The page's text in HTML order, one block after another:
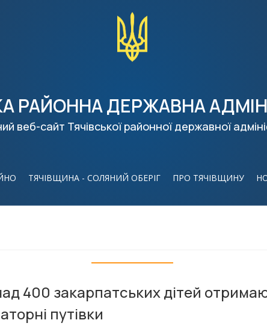
РАЙОННА ДЕРЖАВНА
веб-сайт Тячівської районної державної
ТЯЧІВЩИНА - СОЛЯНИЙ ОБЕРІГ ПРО ТЯЧІВЩИНУ
400 закарпатських дітей
путівки